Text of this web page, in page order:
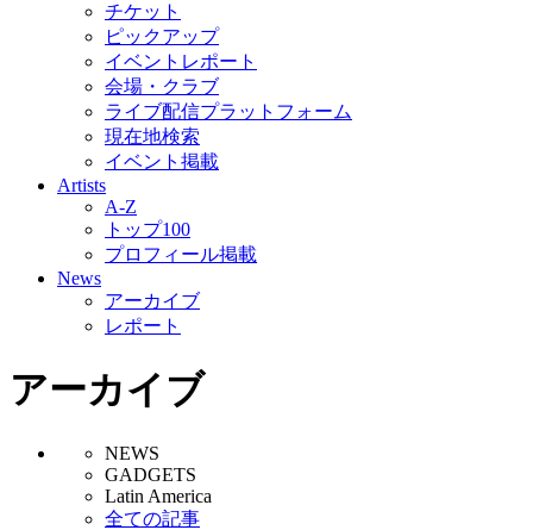
チケット
ピックアップ
イベントレポート
会場・クラブ
ライブ配信プラットフォーム
現在地検索
イベント掲載
Artists
A-Z
トップ100
プロフィール掲載
News
アーカイブ
レポート
アーカイブ
NEWS
GADGETS
Latin America
全ての記事